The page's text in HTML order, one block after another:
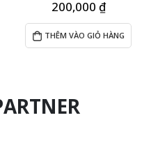
200,000 ₫
THÊM VÀO GIỎ HÀNG